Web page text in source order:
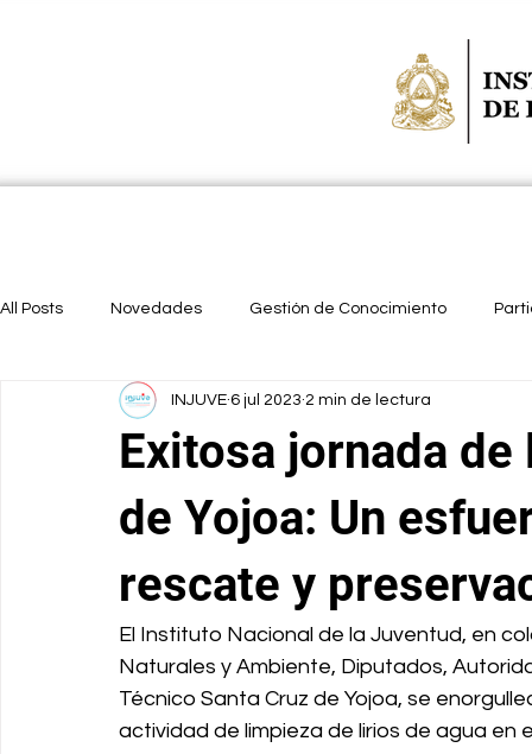
All Posts Novedades Gestión de Conocimiento
Exitosa jornada
de Yojoa: Un
rescate y
INJUVE 6 jul 2023 2 min de lectura
El Instituto Nacional de la Juventud, en
Naturales y Ambiente, Diputados,
Técnico Santa Cruz de Yojoa, se
actividad de limpieza de lirios de agua en